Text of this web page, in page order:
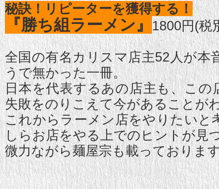
秘訣！リピーターを獲得する！
『勝ち組ラーメン』 1800円(税
全国の有名カリスマ店主52人が本
うで無かった一冊。
日本を代表するあの店主も、この
失敗をのりこえて今があることが
これからラーメン店をやりたいと
しらお店をやる上でのヒントが見
微力ながら麺屋宗も載っておりま